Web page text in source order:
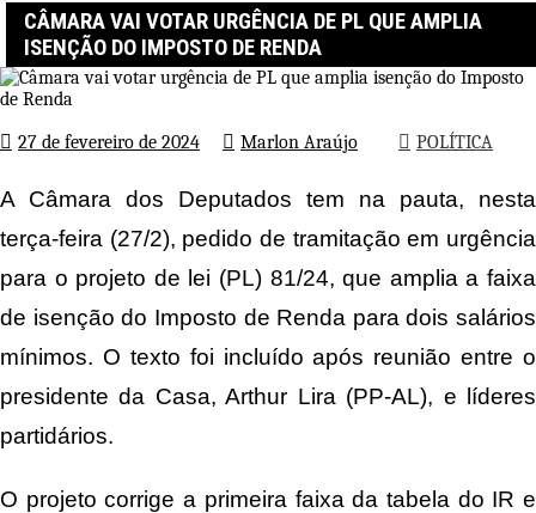
CÂMARA VAI VOTAR URGÊNCIA DE PL QUE AMPLIA
ISENÇÃO DO IMPOSTO DE RENDA
27 de fevereiro de 2024 Marlon Araújo POLÍTICA
A Câmara dos Deputados tem na pauta, nesta
terça-feira (27/2), pedido de tramitação em urgência
para o projeto de lei (PL) 81/24, que amplia a faixa
de isenção do Imposto de Renda para dois salários
mínimos. O texto foi incluído após reunião entre o
presidente da Casa, Arthur Lira (PP-AL), e líderes
partidários.
O projeto corrige a primeira faixa da tabela do IR e